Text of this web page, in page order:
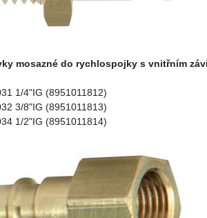
mosazné do rychlospojky s vnitřním
1/4"IG (8951011812)
3/8"IG (8951011813)
1/2"IG (8951011814)